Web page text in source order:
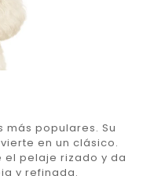
más populares. Su
en un clásico.
el pelaje rizado y da
y refinada.